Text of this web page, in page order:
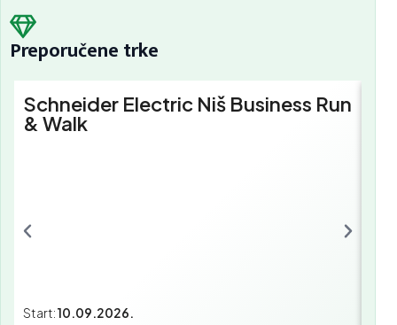
Preporučene trke
Schneider Electric Niš Business Run
& Walk
Start:10.09.2026.